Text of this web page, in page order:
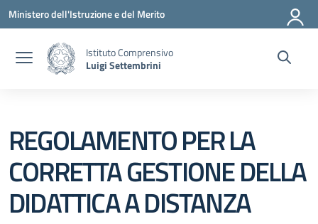
Vai ai contenuti
Vai al menu di navigazione
Vai al footer
Ministero dell'Istruzione e del Merito
Istituto Comprensivo
Luigi Settembrini
REGOLAMENTO PER LA
CORRETTA GESTIONE DELLA
DIDATTICA A DISTANZA